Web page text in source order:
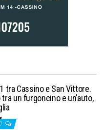
tra Cassino e San Vittore.
un furgoncino e un’auto,